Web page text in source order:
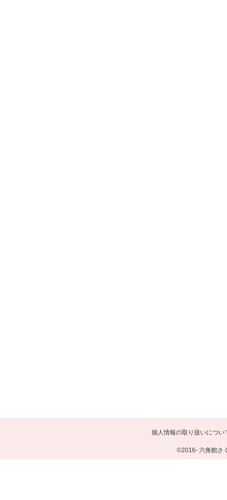
個人情報の取り扱いについ
©2016- 六角館さ